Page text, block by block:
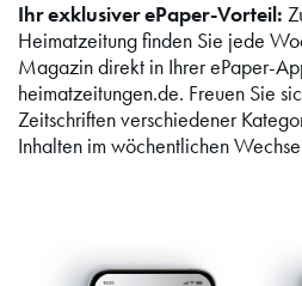
Ihr exklusiver ePaper-Vorteil:
Heimatzeitung finden Sie jede
Magazin direkt in Ihrer ePaper-
heimatzeitungen.de. Freuen Sie
Zeitschriften verschiedener
Inhalten im wöchentlichen